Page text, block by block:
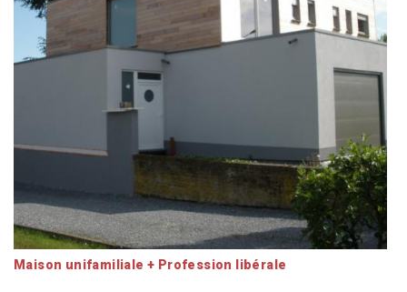
Maison unifamiliale + Profession libérale